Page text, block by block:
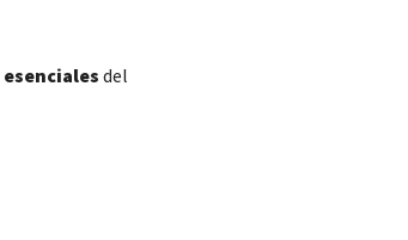
esenciales del